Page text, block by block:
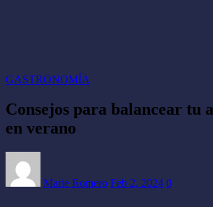
GASTRONOMÍA
Consejos para balancear tu
en verano
Marie Romero Feb 2, 2024 0